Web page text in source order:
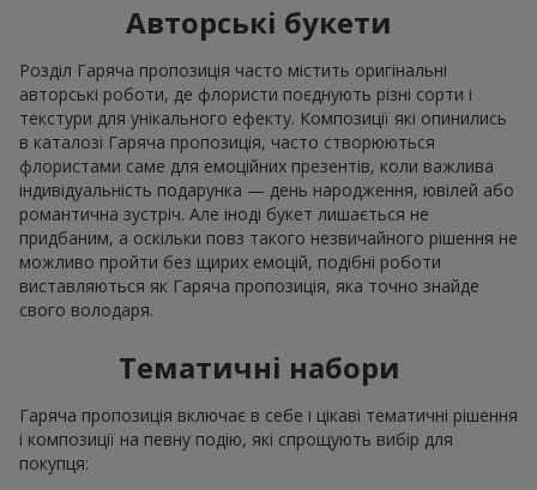
Авторські букети
Розділ Гаряча пропозиція часто містить оригінальні
авторські роботи, де флористи поєднують різні сорти і
текстури для унікального ефекту. Композиції які опинились
в каталозі Гаряча пропозиція, часто створюються
флористами саме для емоційних презентів, коли важлива
індивідуальність подарунка — день народження, ювілей або
романтична зустріч. Але іноді букет лишається не
придбаним, а оскільки повз такого незвичайного рішення не
можливо пройти без щирих емоцій, подібні роботи
виставляються як Гаряча пропозиція, яка точно знайде
свого володаря.
Тематичні набори
Гаряча пропозиція включає в себе і цікаві тематичні рішення
і композиції на певну подію, які спрощують вибір для
покупця: